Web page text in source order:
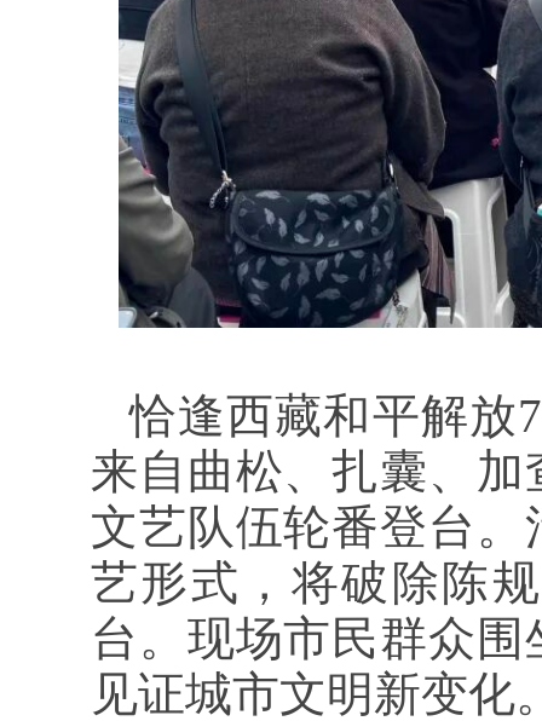
恰逢西藏和平解放
来自曲松、扎囊、
文艺队伍轮番登台
艺形式，将破除陈
台。现场市民群众
见证城市文明新变化